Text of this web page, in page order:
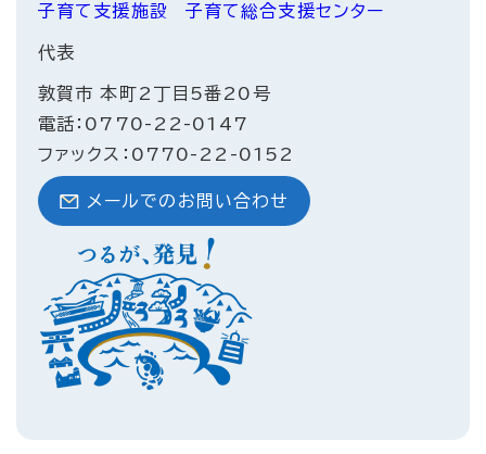
子育て支援施設 子育て総合支援センター
代表
敦賀市 本町2丁目5番20号
電話：0770-22-0147
ファックス：0770-22-0152
メールでのお問い合わせ